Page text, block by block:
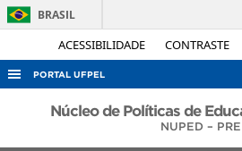
ACESSIBILIDADE CONTRASTE
BRASIL
PORTAL UFPEL
ACESSO À INFORMAÇÃO
Núcleo de Políticas de
NUPED – PRE